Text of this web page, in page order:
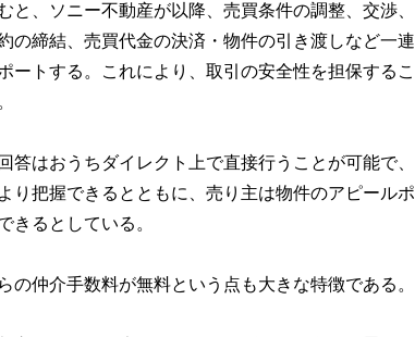
、ソニー不動産が以降、売買条件の調整、交渉、
の締結、売買代金の決済・物件の引き渡しなど一連
ートする。これにより、取引の安全性を担保するこ
はおうちダイレクト上で直接行うことが可能で、
り把握できるとともに、売り主は物件のアピールポ
きるとしている。
仲介手数料が無料という点も大きな特徴である。